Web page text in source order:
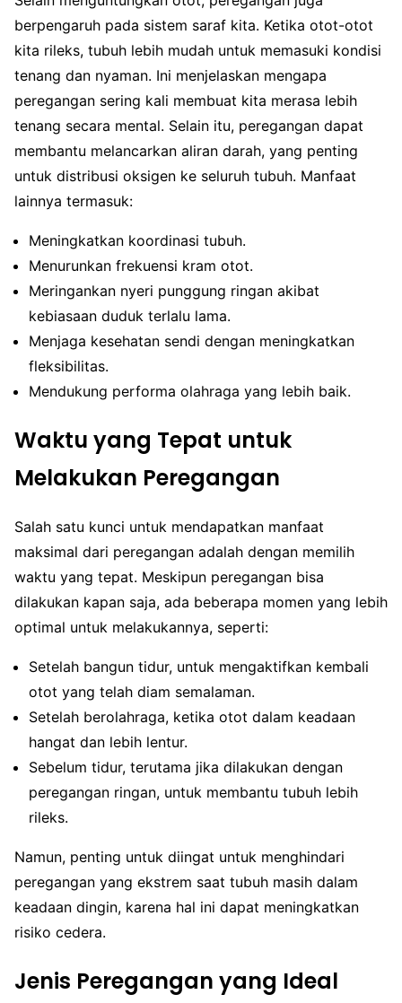
berpengaruh pada sistem saraf kita. Ketika otot-otot
kita rileks, tubuh lebih mudah untuk memasuki kondisi
tenang dan nyaman. Ini menjelaskan mengapa
peregangan sering kali membuat kita merasa lebih
tenang secara mental. Selain itu, peregangan dapat
membantu melancarkan aliran darah, yang penting
untuk distribusi oksigen ke seluruh tubuh. Manfaat
lainnya termasuk:
Meningkatkan koordinasi tubuh.
Menurunkan frekuensi kram otot.
Meringankan nyeri punggung ringan akibat
kebiasaan duduk terlalu lama.
Menjaga kesehatan sendi dengan meningkatkan
fleksibilitas.
Mendukung performa olahraga yang lebih baik.
Waktu yang Tepat untuk
Melakukan Peregangan
Salah satu kunci untuk mendapatkan manfaat
maksimal dari peregangan adalah dengan memilih
waktu yang tepat. Meskipun peregangan bisa
dilakukan kapan saja, ada beberapa momen yang lebih
optimal untuk melakukannya, seperti:
Setelah bangun tidur, untuk mengaktifkan kembali
otot yang telah diam semalaman.
Setelah berolahraga, ketika otot dalam keadaan
hangat dan lebih lentur.
Sebelum tidur, terutama jika dilakukan dengan
peregangan ringan, untuk membantu tubuh lebih
rileks.
Namun, penting untuk diingat untuk menghindari
peregangan yang ekstrem saat tubuh masih dalam
keadaan dingin, karena hal ini dapat meningkatkan
risiko cedera.
Jenis Peregangan yang Ideal